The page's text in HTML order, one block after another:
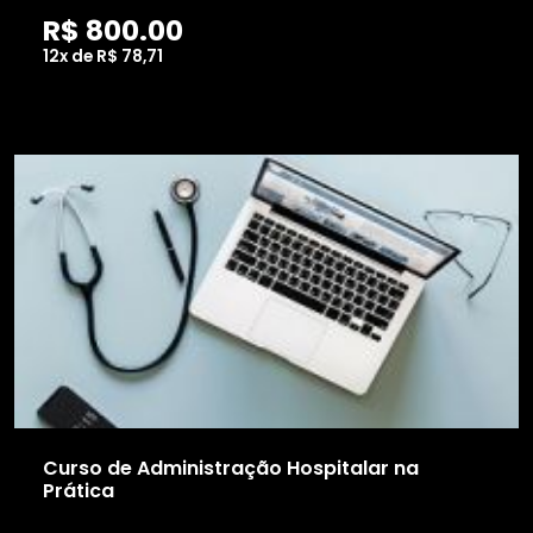
R$ 800.00
12x de R$ 78,71
Curso de Administração Hospitalar na
Prática